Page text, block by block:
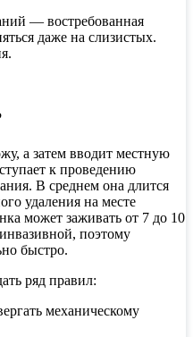
— востребованная
даже на слизистых.
а затем вводит местную
к проведению
В среднем она длится
удаления на месте
может заживать от 7 до 10
поэтому
быстро.
ряд правил:
механическому